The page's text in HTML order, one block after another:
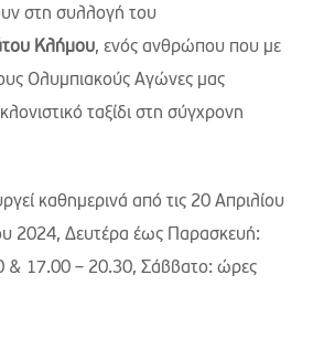
στη συλλογή του
Κλήμου, ενός ανθρώπου που με
Ολυμπιακούς Αγώνες μας
ταξίδι στη σύγχρονη
καθημερινά από τις 20 Απριλίου
2024, Δευτέρα έως Παρασκευή:
& 17.00 – 20.30, Σάββατο: ώρες